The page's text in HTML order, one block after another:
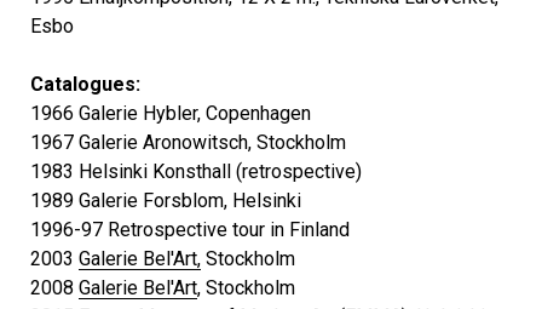
Esbo
Catalogues:
1966 Galerie Hybler, Copenhagen
1967 Galerie Aronowitsch, Stockholm
1983 Helsinki Konsthall (retrospective)
1989 Galerie Forsblom, Helsinki
1996-97 Retrospective tour in Finland
2003 Galerie Bel'Art, Stockholm
2008 Galerie Bel'Art, Stockholm